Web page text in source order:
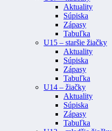
Aktuality
Súpiska
Zápasy
Tabuľka
U15 – staršie žiačky
Aktuality
Súpiska
Zápasy
Tabuľka
U14 – žiačky
Aktuality
Súpiska
Zápasy
Tabuľka